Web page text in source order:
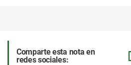
Comparte esta nota en
redes sociales: